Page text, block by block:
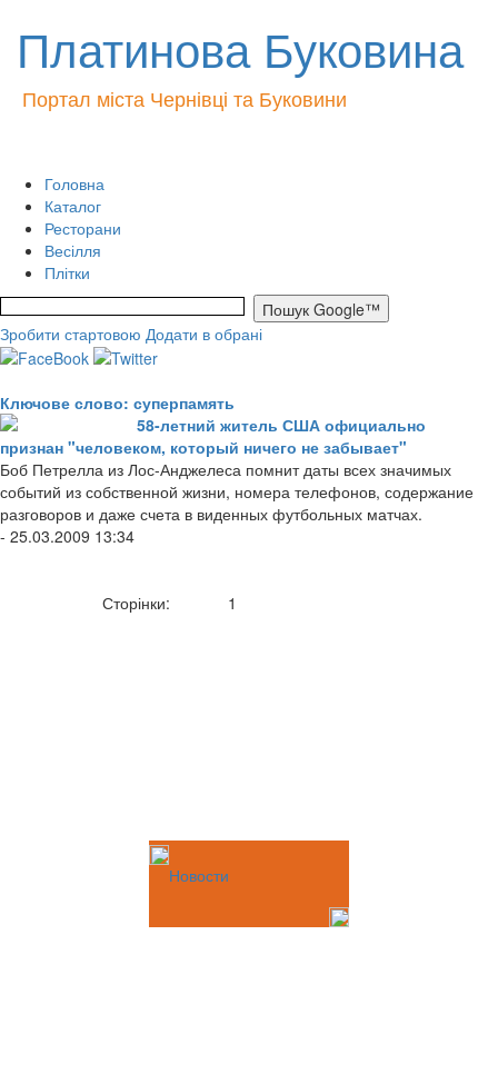
Платинова Буковина
Портал міста Чернівці та Буковини
Головна
Каталог
Ресторани
Весілля
Плітки
Зробити стартовою Додати в обрані
Ключове слово: суперпамять
58-летний житель США официально
признан "человеком, который ничего не забывает"
Боб Петрелла из Лос-Анджелеса помнит даты всех значимых
событий из собственной жизни, номера телефонов, содержание
разговоров и даже счета в виденных футбольных матчах.
- 25.03.2009 13:34
Сторінки: 1
Новости